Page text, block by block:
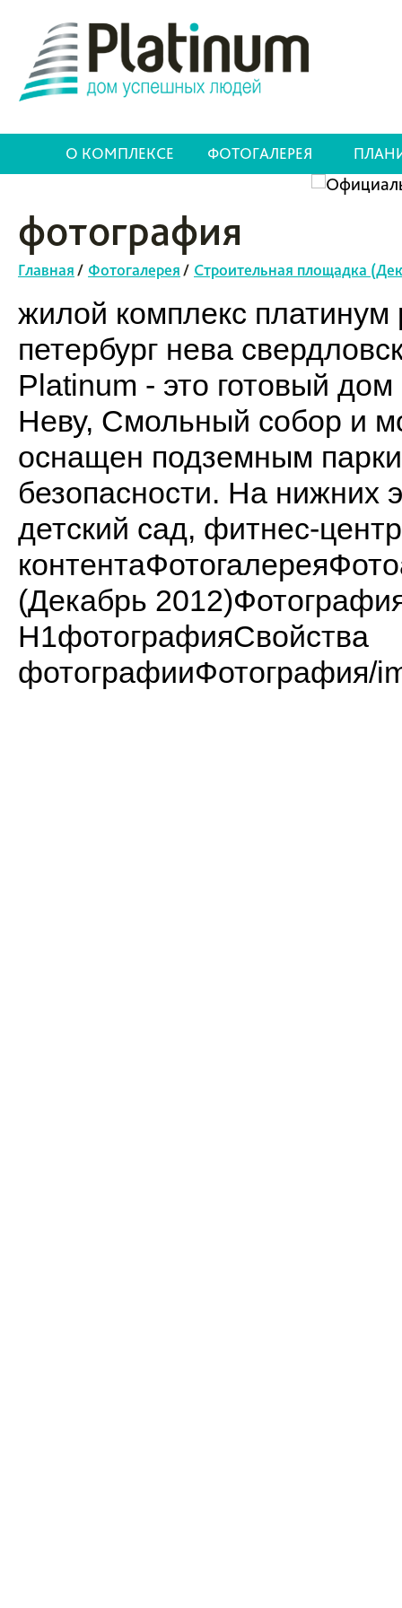
О КОМПЛЕКСЕ ФОТОГАЛЕРЕЯ
фотография
Главная / Фотогалерея / Строительная площадка
жилой комплекс платинум
петербург нева
Platinum - это готовый
Неву, Смольный собор и
оснащен подземным
безопасности. На нижних
детский сад, фитнес-
(Декабрь
H1фотографияСвойства
фотографииФотография/